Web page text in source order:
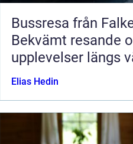
Bussresa från
Bekvämt resande
upplevelser längs
Elias Hedin